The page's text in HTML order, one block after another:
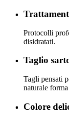
Protocolli
disidratati.
Taglio
Tagli pensati
naturale
Colore